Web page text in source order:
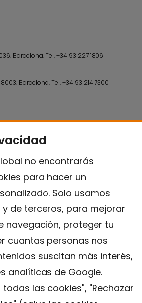
no encontrarás
para hacer un
Solo usamos
de terceros, para mejorar
navegación, proteger tu
cuantas personas nos
suscitan más interés,
analíticas de Google.
todas las cookies", "Rechazar
Barcelona.Tel.+34 93 227 1806
Barcelona.Tel.+34 93 214 7300